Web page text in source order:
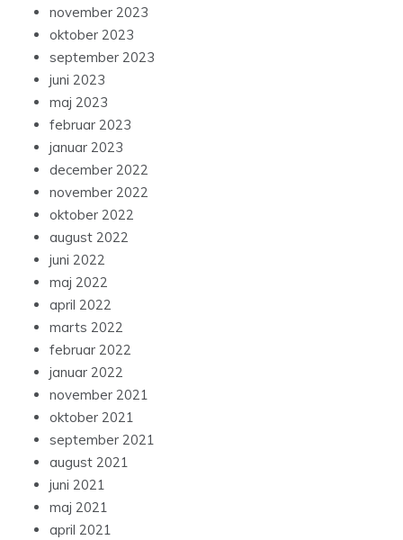
november 2023
oktober 2023
september 2023
juni 2023
maj 2023
februar 2023
januar 2023
december 2022
november 2022
oktober 2022
august 2022
juni 2022
maj 2022
april 2022
marts 2022
februar 2022
januar 2022
november 2021
oktober 2021
september 2021
august 2021
juni 2021
maj 2021
april 2021